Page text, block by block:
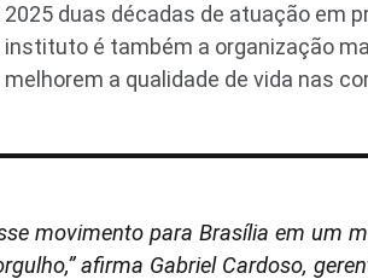
2025 duas décadas de atuação em
instituto é também a organização
melhorem a qualidade de vida nas
movimento para Brasília em um
afirma Gabriel Cardoso,